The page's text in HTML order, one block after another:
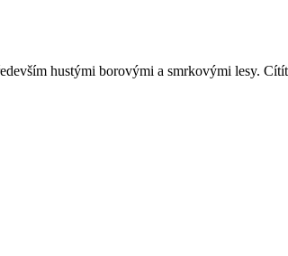
hustými borovými a smrkovými lesy.